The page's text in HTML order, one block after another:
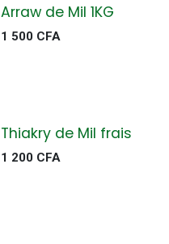
Arraw de Mil 1KG
1 500CFA
Thiakry de Mil frais
1 200CFA